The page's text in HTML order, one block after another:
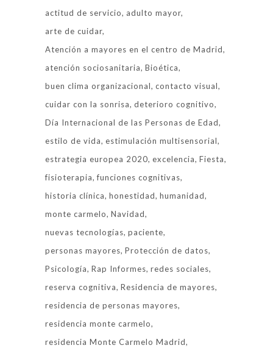
actitud de servicio
adulto mayor
arte de cuidar
Atención a mayores en el centro de Madrid
atención sociosanitaria Bioética
buen clima organizacional contacto visual
cuidar con la sonrisa deterioro cognitivo
Día Internacional de las Personas de Edad
estilo de vida estimulación multisensorial
estrategia europea 2020 excelencia Fiesta
fisioterapia funciones cognitivas
historia clínica honestidad humanidad
monte carmelo Navidad
nuevas tecnologías paciente
personas mayores Protección de datos
Psicología Rap Informes redes sociales
reserva cognitiva Residencia de mayores
residencia de personas mayores
residencia monte carmelo
residencia Monte Carmelo Madrid